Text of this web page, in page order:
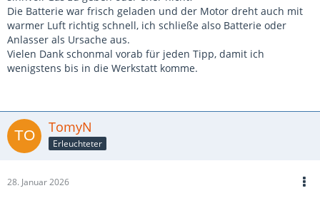
Die Batterie war frisch geladen und der Motor dreht auch mit
warmer Luft richtig schnell, ich schließe also Batterie oder
Anlasser als Ursache aus.
Vielen Dank schonmal vorab für jeden Tipp, damit ich
wenigstens bis in die Werkstatt komme.
TomyN
Erleuchteter
28. Januar 2026